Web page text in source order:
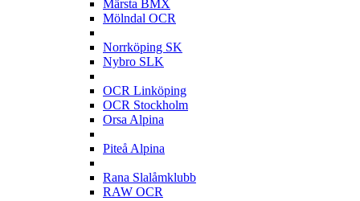
Märsta BMX
Mölndal OCR
Norrköping SK
Nybro SLK
OCR Linköping
OCR Stockholm
Orsa Alpina
Piteå Alpina
Rana Slalåmklubb
RAW OCR